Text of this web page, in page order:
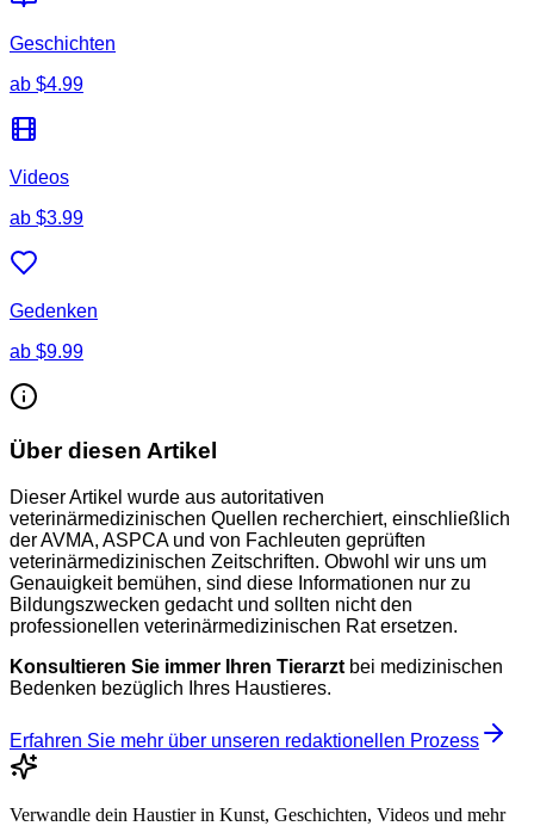
Geschichten
ab $4.99
Videos
ab $3.99
Gedenken
ab $9.99
Über diesen Artikel
Dieser Artikel wurde aus autoritativen
veterinärmedizinischen Quellen recherchiert, einschließlich
der AVMA, ASPCA und von Fachleuten geprüften
veterinärmedizinischen Zeitschriften. Obwohl wir uns um
Genauigkeit bemühen, sind diese Informationen nur zu
Bildungszwecken gedacht und sollten nicht den
professionellen veterinärmedizinischen Rat ersetzen.
Konsultieren Sie immer Ihren Tierarzt bei medizinischen
Bedenken bezüglich Ihres Haustieres.
Erfahren Sie mehr über unseren redaktionellen Prozess
Verwandle dein Haustier in Kunst, Geschichten, Videos und mehr